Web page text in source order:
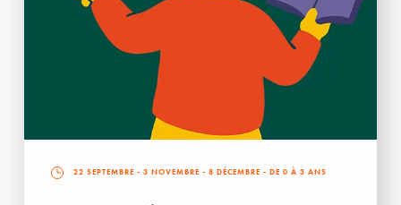
22 SEPTEMBRE - 3 NOVEMBRE - 8 DÉCEMBRE - DE 0 À 3 ANS